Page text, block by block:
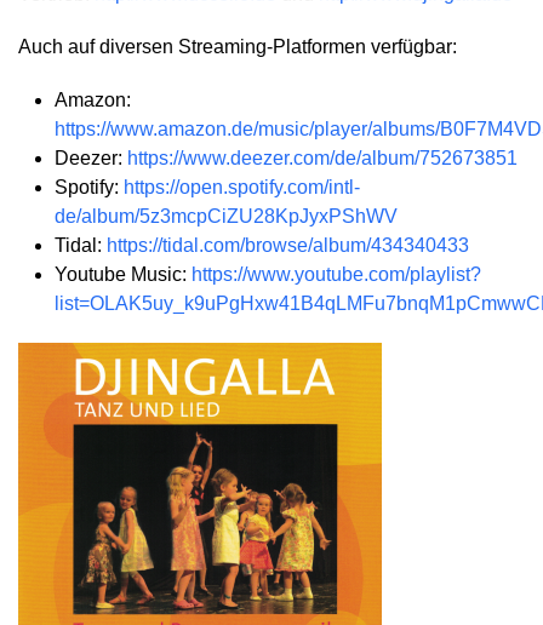
Auch auf diversen Streaming-Platformen verfügbar:
Amazon:
https://www.amazon.de/music/player/albums/
Deezer: https://www.deezer.com/de/album/752673851
Spotify: https://open.spotify.com/intl-
de/album/5z3mcpCiZU28KpJyxPShWV
Tidal: https://tidal.com/browse/album/434340433
Youtube Music: https://www.youtube.com/playlist?